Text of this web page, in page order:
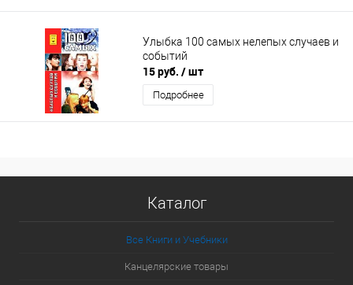
Улыбка 100 самых нелепых случаев и
событий
15 руб. / шт
Подробнее
Каталог
Все Книги и Учебники
Канцелярские товары